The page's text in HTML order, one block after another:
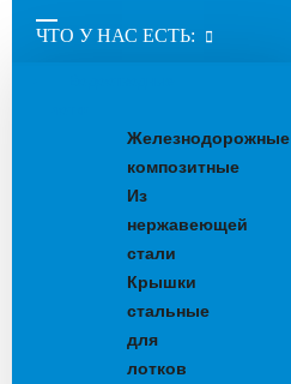
ЧТО У НАС ЕСТЬ:
Железнодорожные
композитные
Из
нержавеющей
стали
Крышки
стальные
для
лотков